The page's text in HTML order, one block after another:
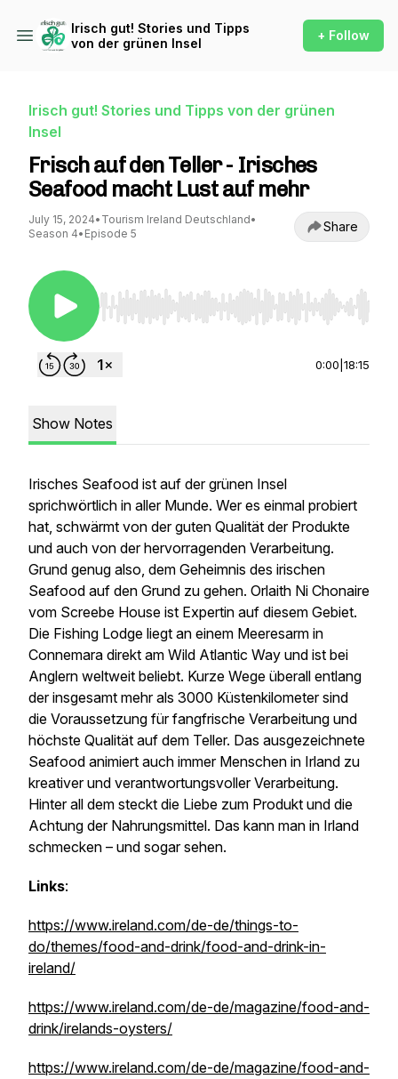
Irisch gut! Stories und Tipps
von der grünen Insel
+ Follow
Irisch gut! Stories und Tipps von der grünen
Insel
Frisch auf den Teller - Irisches
Seafood macht Lust auf mehr
July 15, 2024• Tourism Ireland Deutschland•
Season 4• Episode 5 Share
Use Left/Right to seek, Home/End to jump to
0:00 18:15
Show Notes
Irisches Seafood ist auf der grünen Insel
sprichwörtlich in aller Munde. Wer es einmal probiert
hat, schwärmt von der guten Qualität der Produkte
und auch von der hervorragenden Verarbeitung.
Grund genug also, dem Geheimnis des irischen
Seafood auf den Grund zu gehen. Orlaith Ni Chonaire
vom Screebe House ist Expertin auf diesem Gebiet.
Die Fishing Lodge liegt an einem Meeresarm in
Connemara direkt am Wild Atlantic Way und ist bei
Anglern weltweit beliebt. Kurze Wege überall entlang
der insgesamt mehr als 3000 Küstenkilometer sind
die Voraussetzung für fangfrische Verarbeitung und
höchste Qualität auf dem Teller. Das ausgezeichnete
Seafood animiert auch immer Menschen in Irland zu
kreativer und verantwortungsvoller Verarbeitung.
Hinter all dem steckt die Liebe zum Produkt und die
Achtung der Nahrungsmittel. Das kann man in Irland
schmecken – und sogar sehen.
Links:
https://www.ireland.com/de-de/things-to-
do/themes/food-and-drink/food-and-drink-in-
ireland/
https://www.ireland.com/de-de/magazine/food-and-
drink/irelands-oysters/
https://www.ireland.com/de-de/magazine/food-and-